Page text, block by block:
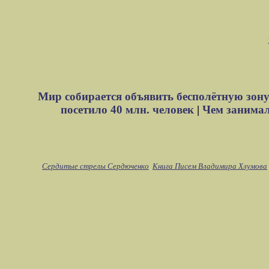
Мир собирается объявить бесполётную
посетило 40 млн. человек| Чем
Сердитые стрелы Сердюченко Книга Писем Владимира Хлумова